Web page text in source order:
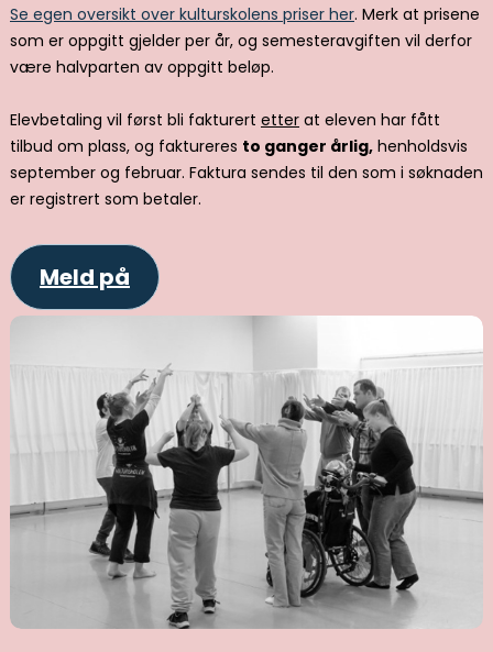
Se egen oversikt over kulturskolens priser her. Merk at prisene
som er oppgitt gjelder per år, og semesteravgiften vil derfor
være halvparten av oppgitt beløp.
Elevbetaling vil først bli fakturert etter at eleven har fått
tilbud om plass, og faktureres to ganger årlig, henholdsvis
september og februar. Faktura sendes til den som i søknaden
er registrert som betaler.
Meld på